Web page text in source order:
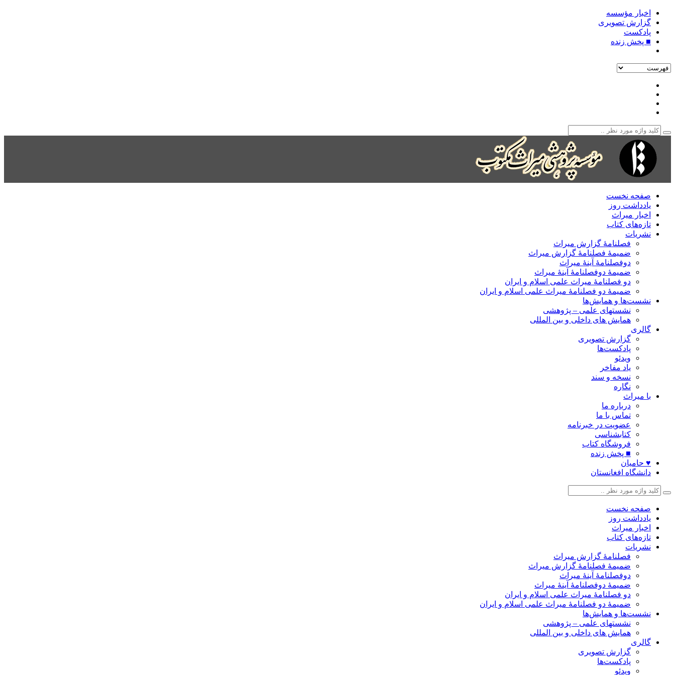
اخبار مؤسسه
گزارش تصویری
پادکست‌
■ پخش زنده
صفحه نخست
یادداشت روز
اخبار میراث
تازه‌های کتاب
نشریات
فصلنامۀ گزارش میراث
ضمیمۀ فصلنامۀ گزارش میراث
دوفصلنامۀ آینۀ میراث
ضمیمۀ دوفصلنامۀ آینۀ میراث
دو فصلنامۀ میراث علمی اسلام و ایران
ضمیمۀ دو فصلنامۀ میراث علمی اسلام و ایران
نشست‌ها و همایش‌ها
نشستهای علمی – پژوهشی
همایش های داخلی و بین المللی
گالری
گزارش تصویری
پادکست‌ها
ویدئو
یاد مفاخر
نسخه و سند
نگاره
با میراث
درباره ما
تماس با ما
عضویت در خبرنامه
کتابشناسی
فروشگاه کتاب
■ پخش زنده
♥ حامیان
دانشگاه افغانستان
صفحه نخست
یادداشت روز
اخبار میراث
تازه‌های کتاب
نشریات
فصلنامۀ گزارش میراث
ضمیمۀ فصلنامۀ گزارش میراث
دوفصلنامۀ آینۀ میراث
ضمیمۀ دوفصلنامۀ آینۀ میراث
دو فصلنامۀ میراث علمی اسلام و ایران
ضمیمۀ دو فصلنامۀ میراث علمی اسلام و ایران
نشست‌ها و همایش‌ها
نشستهای علمی – پژوهشی
همایش های داخلی و بین المللی
گالری
گزارش تصویری
پادکست‌ها
ویدئو